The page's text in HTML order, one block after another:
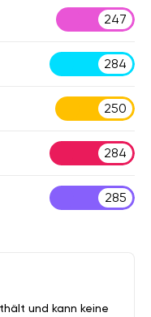
247
284
250
284
285
und kann keine